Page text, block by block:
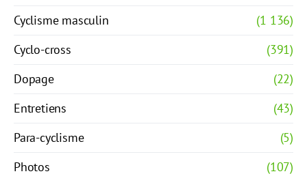
Cyclisme masculin
(1 136)
Cyclo-cross
(391)
Dopage
(22)
Entretiens
(43)
Para-cyclisme
(5)
Photos
(107)